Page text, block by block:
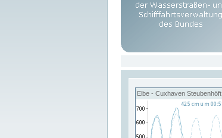
Elbe - Cuxhaven Steubenhöft